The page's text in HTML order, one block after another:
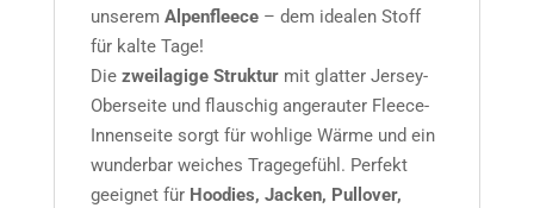
unserem Alpenfleece– dem idealen Stoff
für kalte Tage!
Die zweilagige Strukturmit glatter Jersey-
Oberseite und flauschig angerauter Fleece-
Innenseite sorgt für wohlige Wärme und ein
wunderbar weiches Tragegefühl. Perfekt
geeignet für Hoodies, Jacken, Pullover,